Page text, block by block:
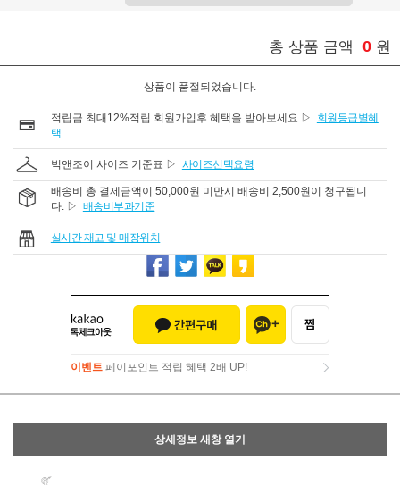
총 상품 금액 0 원
상품이 품절되었습니다.
적립금 최대12%적립 회원가입후 혜택을 받아보세요 ▷
회원등급별혜
택
빅앤조이 사이즈 기준표 ▷ 사이즈선택요령
배송비 총 결제금액이 50,000원 미만시 배송비 2,500원이 청구됩니
다. ▷ 배송비부과기준
실시간 재고 및 매장위치
이벤트 페이포인트 적립 혜택 2배 UP!
이벤트페이포인트 적립 혜택 2배 UP!
상세정보 새창 열기